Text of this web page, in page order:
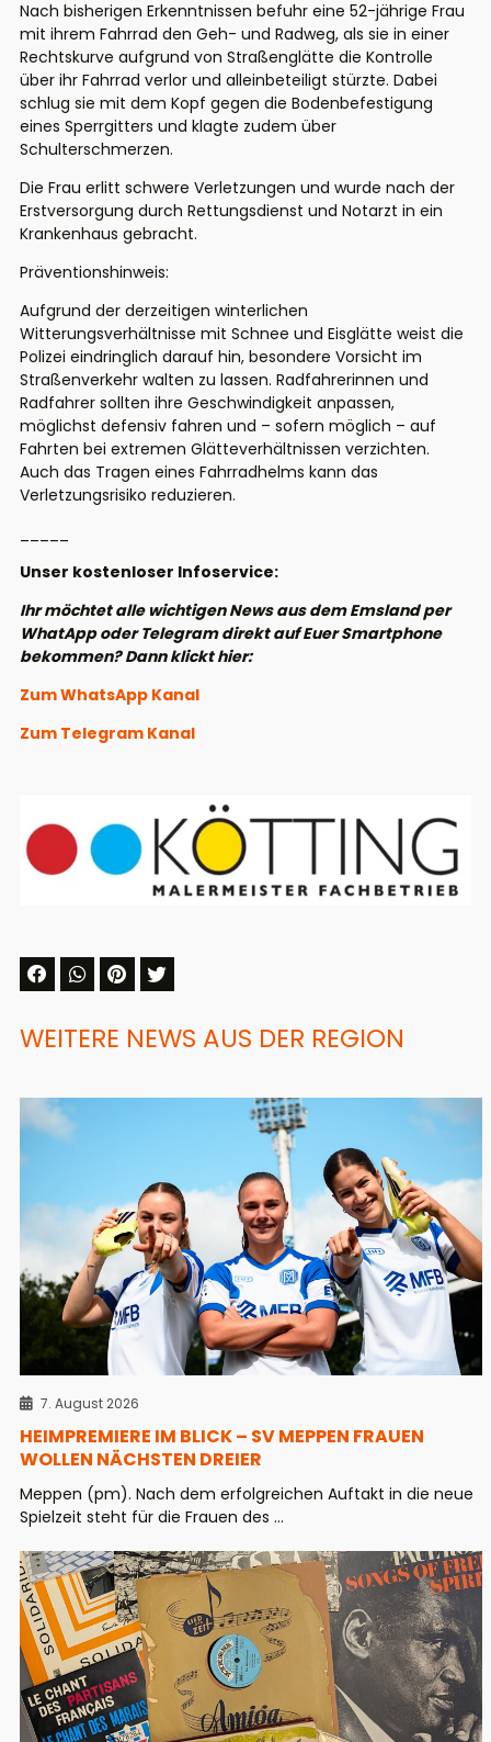
Nach bisherigen Erkenntnissen befuhr eine 52-jährige Frau
mit ihrem Fahrrad den Geh- und Radweg, als sie in einer
Rechtskurve aufgrund von Straßenglätte die Kontrolle
über ihr Fahrrad verlor und alleinbeteiligt stürzte. Dabei
schlug sie mit dem Kopf gegen die Bodenbefestigung
eines Sperrgitters und klagte zudem über
Schulterschmerzen.
Die Frau erlitt schwere Verletzungen und wurde nach der
Erstversorgung durch Rettungsdienst und Notarzt in ein
Krankenhaus gebracht.
Präventionshinweis:
Aufgrund der derzeitigen winterlichen
Witterungsverhältnisse mit Schnee und Eisglätte weist die
Polizei eindringlich darauf hin, besondere Vorsicht im
Straßenverkehr walten zu lassen. Radfahrerinnen und
Radfahrer sollten ihre Geschwindigkeit anpassen,
möglichst defensiv fahren und – sofern möglich – auf
Fahrten bei extremen Glätteverhältnissen verzichten.
Auch das Tragen eines Fahrradhelms kann das
Verletzungsrisiko reduzieren.
Unser kostenloser Infoservice:
Ihr möchtet alle wichtigen News aus dem Emsland per
WhatApp oder Telegram direkt auf Euer Smartphone
bekommen? Dann klickt hier:
Zum WhatsApp Kanal
Zum Telegram Kanal
WEITERE NEWS AUS DER REGION
7. August 2026
HEIMPREMIERE IM BLICK – SV MEPPEN FRAUEN
WOLLEN NÄCHSTEN DREIER
Meppen (pm). Nach dem erfolgreichen Auftakt in die neue
Spielzeit steht für die Frauen des ...